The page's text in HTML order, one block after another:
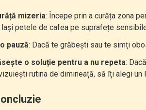
mizeria: Începe prin a curăța zona
lași petele de cafea pe suprafețe
pauză: Dacă te grăbești sau te simți
o soluție pentru a nu repeta:
rutina de dimineață, să îți alegi